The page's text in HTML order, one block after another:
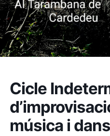
Cicle
música i